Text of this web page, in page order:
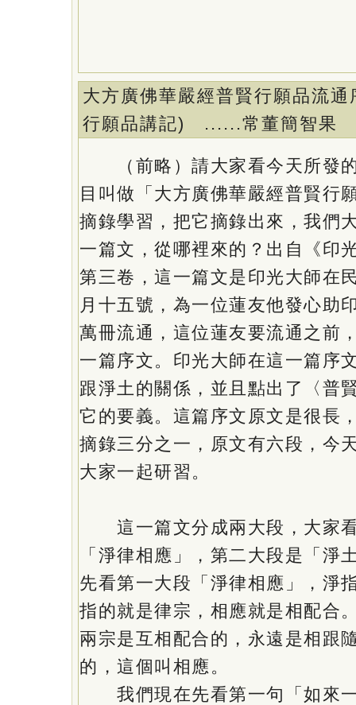
大方廣佛華嚴經普賢行願品流
行願品講記) ......常董
（前略）請大家看今天所發
目叫做「大方廣佛華嚴經普賢行
摘錄學習，把它摘錄出來，我們
一篇文，從哪裡來的？出自《印
第三卷，這一篇文是印光大師在
月十五號，為一位蓮友他發心助
萬冊流通，這位蓮友要流通之前
一篇序文。印光大師在這一篇序
跟淨土的關係，並且點出了〈普
它的要義。這篇序文原文是很長
摘錄三分之一，原文有六段，今
大家一起研習。
這一篇文分成兩大段，大家
「淨律相應」，第二大段是「淨
先看第一大段「淨律相應」，淨
指的就是律宗，相應就是相配合
兩宗是互相配合的，永遠是相跟
的，這個叫相應。
我們現在先看第一句「如來